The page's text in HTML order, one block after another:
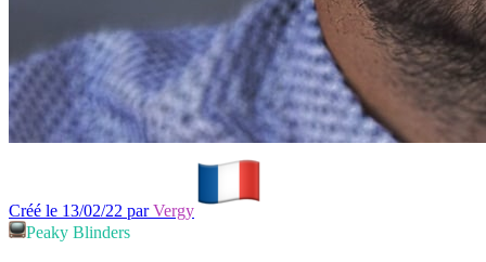
Créé le 13/02/22 par Vergy
Peaky Blinders